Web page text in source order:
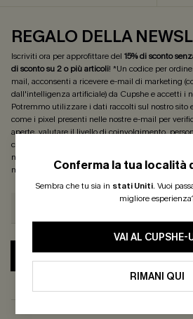
Conferma la tua località
Sembra che tu sia in stati Uniti. Vuoi
migliore
VAI AL CUPSHE-
RIMANI QUI
REGALO DELLA
Iscriviti ora per approfittare del 15% di sconto
di sconto su 2 o più articoli! *Un codice per
mail, acconsenti a ricevere e-mail di marketing
dall'intelligenza artificiale) da Cupshe e accetti i
Potremmo utilizzare i dati raccolti sul nostro
come i pixel presenti nelle nostre e-mail per
aperte, valutare il livello di coinvolgimento,
consigliarti prodotti che potrebbero interessarti,
nostra
momento.
ABBONATI